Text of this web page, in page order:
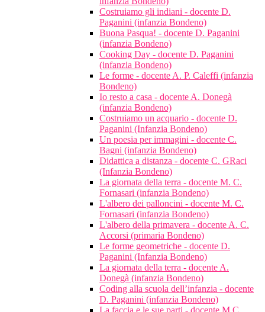
Costruiamo gli indiani - docente D.
Paganini (infanzia Bondeno)
Buona Pasqua! - docente D. Paganini
(infanzia Bondeno)
Cooking Day - docente D. Paganini
(infanzia Bondeno)
Le forme - docente A. P. Caleffi (infanzia
Bondeno)
Io resto a casa - docente A. Donegà
(infanzia Bondeno)
Costruiamo un acquario - docente D.
Paganini (Infanzia Bondeno)
Un poesia per immagini - docente C.
Bagni (infanzia Bondeno)
Didattica a distanza - docente C. GRaci
(Infanzia Bondeno)
La giornata della terra - docente M. C.
Fornasari (infanzia Bondeno)
L'albero dei palloncini - docente M. C.
Fornasari (infanzia Bondeno)
L'albero della primavera - docente A. C.
Accorsi (primaria Bondeno)
Le forme geometriche - docente D.
Paganini (Infanzia Bondeno)
La giornata della terra - docente A.
Donegà (infanzia Bondeno)
Coding alla scuola dell’infanzia - docente
D. Paganini (infanzia Bondeno)